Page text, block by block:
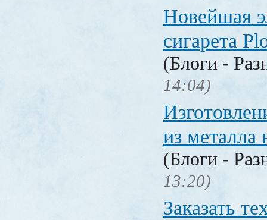
Новейшая
сигарета
(Блоги -
14:04)
из
(Блоги -
13:20)
Заказать